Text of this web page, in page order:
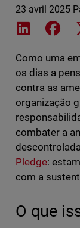
23 avril 2025
Share on
Como uma
os dias a
contra as
organização
combater a
Pledge:
com a
O que